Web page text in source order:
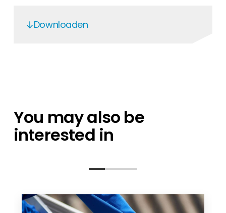
Downloaden
You may also be
interested in